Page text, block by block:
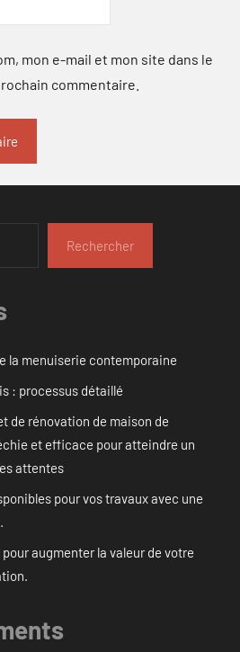
mon e-mail et mon site dans le
commentaire.
Rechercher
la menuiserie contemporaine
: processus détaillé
de rénovation de maison de
et efficace pour atteindre un
attentes
pour vos travaux avec une
augmenter la valeur de votre